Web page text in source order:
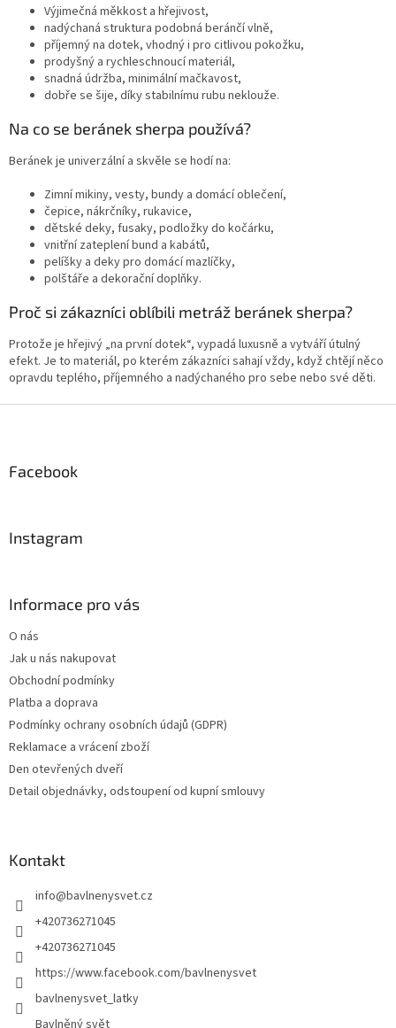
v
ý
p
i
s
u
Výjimečná měkkost a hřejivost,
nadýchaná struktura podobná beránčí vlně,
příjemný na dotek, vhodný i pro citlivou pokožku,
prodyšný a rychleschnoucí materiál,
snadná údržba, minimální mačkavost,
dobře se šije, díky stabilnímu rubu neklouže.
Na co se beránek sherpa používá?
Beránek je univerzální a skvěle se hodí na:
Zimní mikiny, vesty, bundy a domácí oblečení,
čepice, nákrčníky, rukavice,
dětské deky, fusaky, podložky do kočárku,
vnitřní zateplení bund a kabátů,
pelíšky a deky pro domácí mazlíčky,
polštáře a dekorační doplňky.
Proč si zákazníci oblíbili metráž beránek sherpa?
Protože je hřejivý „na první dotek“, vypadá luxusně a vytváří útulný
efekt. Je to materiál, po kterém zákazníci sahají vždy, když chtějí něco
opravdu teplého, příjemného a nadýchaného pro sebe nebo své děti.
Facebook
Instagram
Informace pro vás
O nás
Jak u nás nakupovat
Obchodní podmínky
Platba a doprava
Podmínky ochrany osobních údajů (GDPR)
Reklamace a vrácení zboží
Den otevřených dveří
Detail objednávky, odstoupení od kupní smlouvy
Kontakt
info@bavlnenysvet.cz
+420736271045
+420736271045
https://www.facebook.com/bavlnenysvet
bavlnenysvet_latky